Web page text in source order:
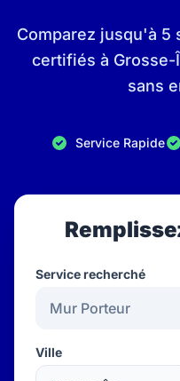
Comparez jusqu'à
certifiés à
sans
Service Rapide
Service recherché
Ville